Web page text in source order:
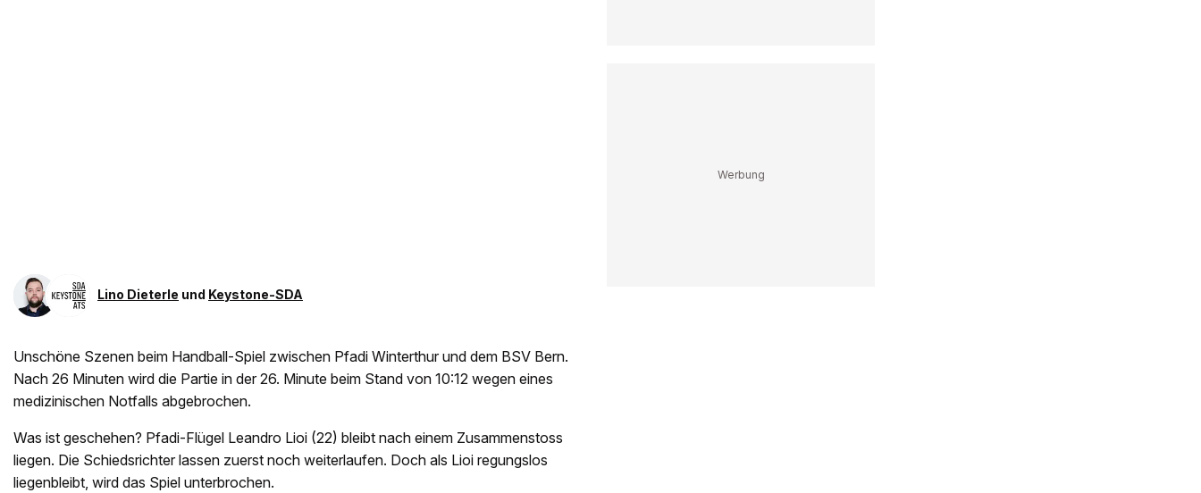
Lino Dieterle und Keystone-SDA
Unschöne Szenen beim Handball-Spiel zwischen Pfadi Winterthur und dem BSV Bern.
Nach 26 Minuten wird die Partie in der 26. Minute beim Stand von 10:12 wegen eines
medizinischen Notfalls abgebrochen.
Was ist geschehen? Pfadi-Flügel Leandro Lioi (22) bleibt nach einem Zusammenstoss
liegen. Die Schiedsrichter lassen zuerst noch weiterlaufen. Doch als Lioi regungslos
liegenbleibt, wird das Spiel unterbrochen.